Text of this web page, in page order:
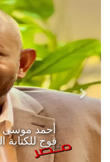
أحمد موسى
قوج للكتابة